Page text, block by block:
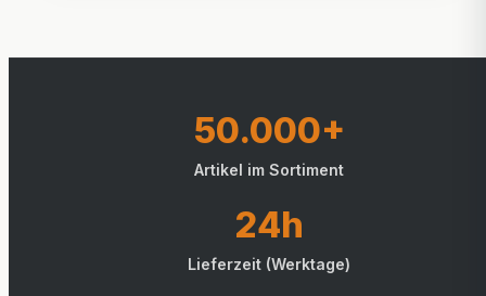
50.000+
Artikel im Sortiment
24h
Lieferzeit (Werktage)